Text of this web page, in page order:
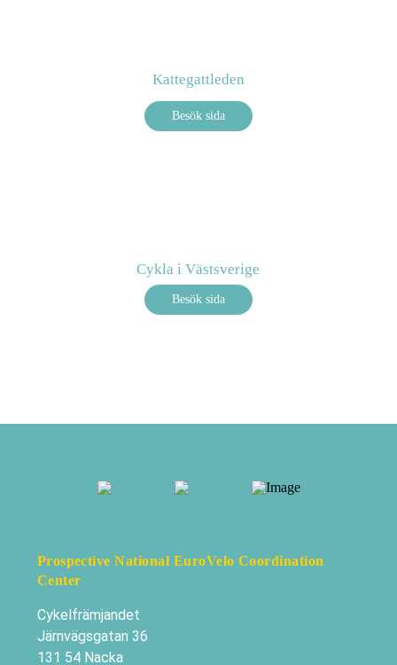
Kattegattleden
Besök sida
Cykla i Västsverige
Besök sida
Prospective National EuroVelo Coordination
Center
Cykelfrämjandet
Järnvägsgatan 36
131 54 Nacka